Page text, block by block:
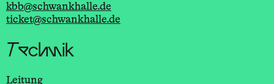
kbb@schwankhalle.de
ticket@schwankhalle.de
Technik
Leitung